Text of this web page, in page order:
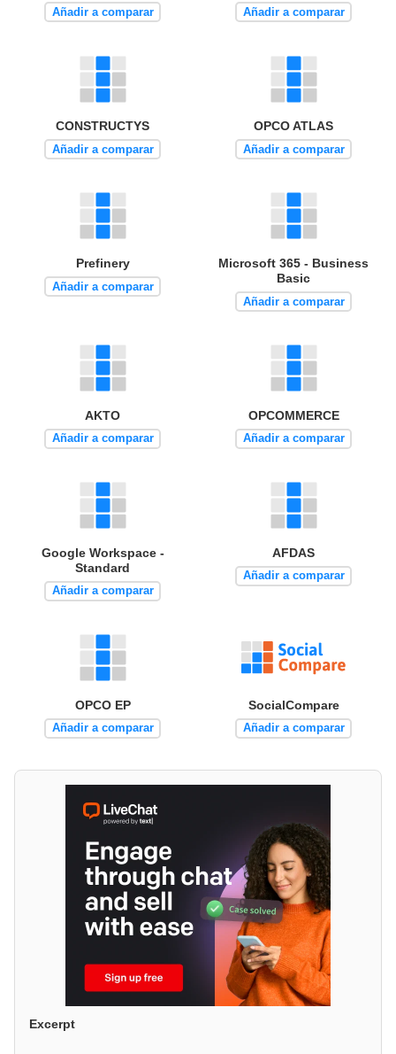
Añadir a comparar Añadir a comparar
CONSTRUCTYS
Añadir a comparar
OPCO ATLAS
Añadir a comparar
Prefinery
Añadir a comparar
Microsoft 365 - Business
Basic
Añadir a comparar
AKTO
Añadir a comparar
OPCOMMERCE
Añadir a comparar
Google Workspace -
Standard
Añadir a comparar
AFDAS
Añadir a comparar
OPCO EP
Añadir a comparar
SocialCompare
Añadir a comparar
Excerpt